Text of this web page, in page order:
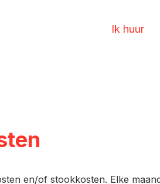
Ik huur
en/of stookkosten. Elke